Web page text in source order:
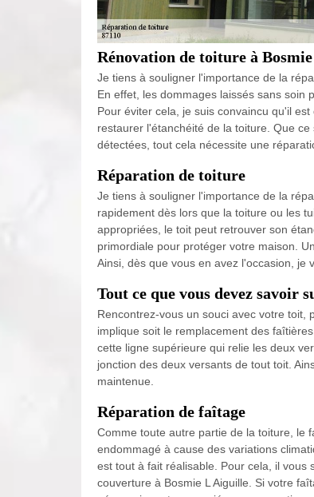
Rénovation de toiture à
Je tiens à souligner l'importance de la
En effet, les dommages laissés sans
Pour éviter cela, je suis convaincu qu'il
restaurer l'étanchéité de la toiture. Que
détectées, tout cela nécessite une
Réparation de toiture
Je tiens à souligner l'importance de la
rapidement dès lors que la toiture ou les
appropriées, le toit peut retrouver son
primordiale pour protéger votre maison.
Ainsi, dès que vous en avez l'occasion, je
Tout ce que vous devez savoir
Rencontrez-vous un souci avec votre
implique soit le remplacement des
cette ligne supérieure qui relie les deux
jonction des deux versants de tout toit.
maintenue.
Réparation de faîtage
Comme toute autre partie de la toiture, le
endommagé à cause des variations
est tout à fait réalisable. Pour cela, il
couverture à Bosmie L Aiguille. Si votre